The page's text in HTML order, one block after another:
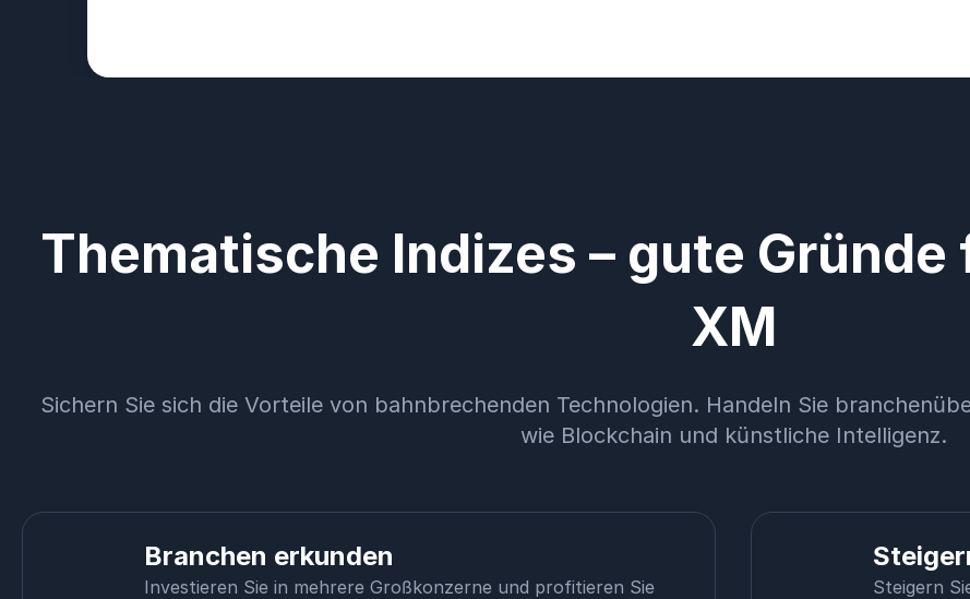
Thematische Indizes – gute Gründe
XM
Sichern Sie sich die Vorteile von bahnbrechenden Technologien. Handeln Sie
wie Blockchain und künstliche Intelligenz.
Branchen erkunden
Investieren Sie in mehrere Großkonzerne und profitieren Sie
Steigern